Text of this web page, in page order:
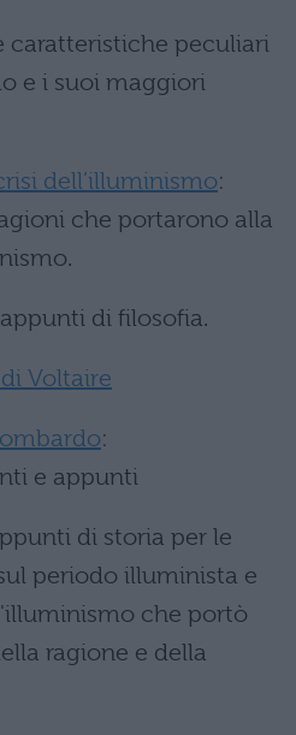
caratteristiche peculiari
e i suoi maggiori
dell’illuminismo:
che portarono alla
appunti di filosofia.
Voltaire
:
e appunti
di storia per le
periodo illuminista e
che portò
ragione e della